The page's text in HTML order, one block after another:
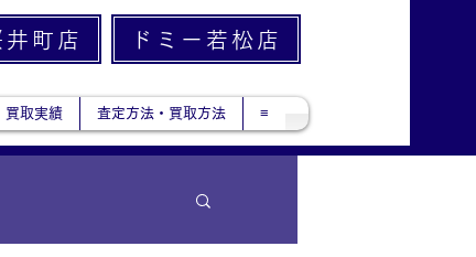
町店 ドミー若松店
買取実績 査定方法・買取方法 ≡